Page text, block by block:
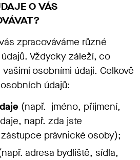
O VÁS
zpracováváme různé
Vždycky záleží, co
osobními údaji. Celkově
údajů:
(např. jméno, příjmení,
např. zda jste
právnické osoby);
adresa bydliště, sídla,